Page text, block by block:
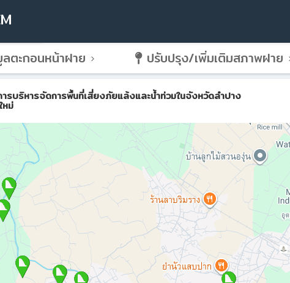
ตะกอนหน้าฝาย ปรับปรุง/เพิ่มเติมสภาพฝาย
รบริหารจัดการพื้นที่เสี่ยงภัยแล้งและน้ำท่วมในจังหวัดลำปาง
หม่